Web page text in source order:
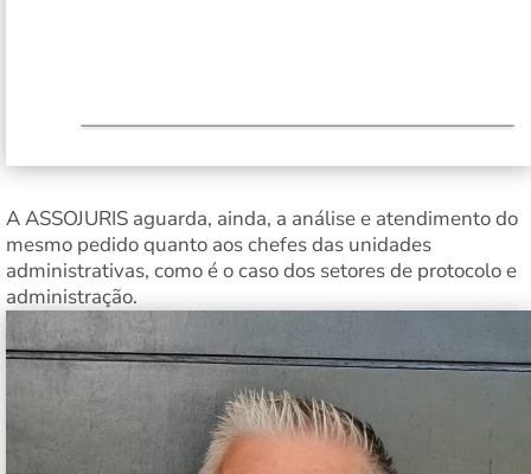
A ASSOJURIS aguarda, ainda, a análise e atendimento do
mesmo pedido quanto aos chefes das unidades
administrativas, como é o caso dos setores de protocolo e
administração.